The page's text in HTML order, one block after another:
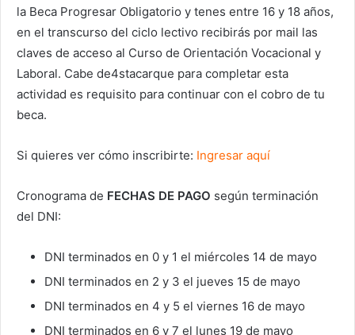
la Beca Progresar Obligatorio y tenes entre 16 y 18 años,
en el transcurso del ciclo lectivo recibirás por mail las
claves de acceso al Curso de Orientación Vocacional y
Laboral. Cabe de4stacarque para completar esta
actividad es requisito para continuar con el cobro de tu
beca.
Si quieres ver cómo inscribirte: Ingresar aquí
Cronograma de FECHAS DE PAGO según terminación
del DNI:
DNI terminados en 0 y 1 el miércoles 14 de mayo
DNI terminados en 2 y 3 el jueves 15 de mayo
DNI terminados en 4 y 5 el viernes 16 de mayo
DNI terminados en 6 y 7 el lunes 19 de mayo